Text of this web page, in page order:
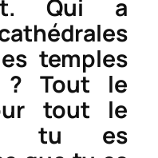
Qui a
temples
? Tout le
tout le
tu es